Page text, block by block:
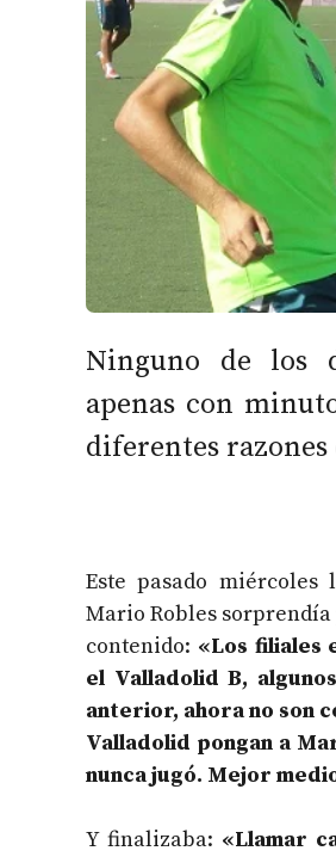
Ninguno de los
apenas con
diferentes razones
Este pasado
Mario Robles
contenido: «Los filiales
el Valladolid B,
anterior, ahora no son
Valladolid pongan a
nunca jugó. Mejor
Y finalizaba: «Llamar